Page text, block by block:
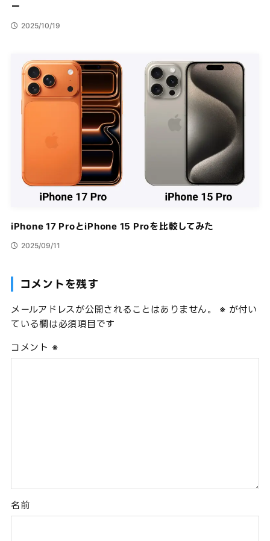
ー
2025/10/19
iPhone 17 ProとiPhone 15 Proを比較してみた
2025/09/11
コメントを残す
メールアドレスが公開されることはありません。 ※ が付い
ている欄は必須項目です
コメント ※
名前